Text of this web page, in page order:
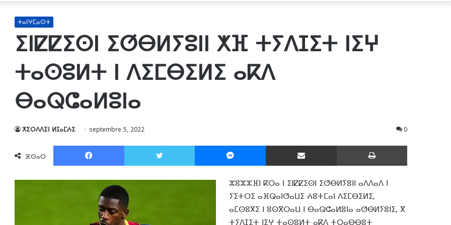
ⵜⴰⵏⵖⵎⴰⵙⵜ
ⵉⵏⵇⵇⵉⵙⵏ ⵉⵚⴱⵍⵢⵓⵏⵏ ⵅⴼ ⵜⵢⴷⵊⵉⵜ ⵏⵉⵖ
ⵜⴰⵙⵓⵍⵜ ⵏ ⴷⵉⵎⴱⵉⵍⵉ ⴰⴽⴷ
ⴱⴰⵕⵛⴰⵍⵓⵏⴰ
ⵅⵉⵔⴷⴷⵉⵏ ⵍⵊⴰⵎⵄⵉ septembre 5, 2022 0
ⴼⵙⴰⵔ
Facebook Twitter Messenger Partager par email
ⵣⵓⵣⵣⴼⵏ ⴽⵔⴰ ⵏ ⵉⵏⵇⵇⵉⵙⵏ ⵉⵚⴱⵍⵢⵓⵏⵏ ⴰⴷⴷⴰⴷ ⵏ
ⵢⵉⵜⵔⵉ ⴰⴼⵕⴰⵏⵚⴰⵡⵉ ⵄⵓⵜⵎⴰⵏ ⴷⵉⵎⴱⵉⵍⵉ,
ⴰⵎⵙⵓⴳⵉ ⵏ ⵓⵙⴳⵔⴰⵡ ⵏ ⴱⴰⵕⵛⴰⵍⵓⵏⴰ ⴰⵚⴱⵍⵢⵓⵏⵉ, ⴳ